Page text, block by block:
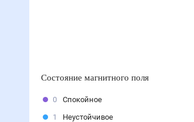
Состояние магнитного поля
0
Спокойное
1
Неустойчивое